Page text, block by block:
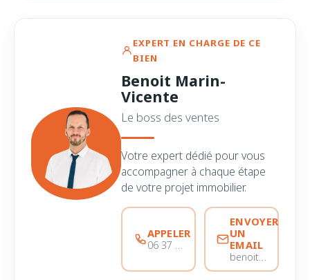
EXPERT EN CHARGE DE CE
BIEN
Benoit Marin-
Vicente
Le boss des ventes
Votre expert dédié pour vous
accompagner à chaque étape
de votre projet immobilier.
APPELER
06 37 56 68 51
ENVOYER
UN
EMAIL
benoitmarinvicente@immobiliere-pujol.fr